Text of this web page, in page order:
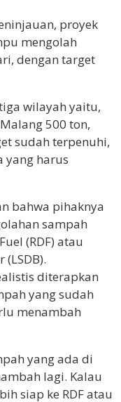
proyek
mengolah
dengan target
wilayah yaitu,
500 ton,
sudah terpenuhi,
yang harus
bahwa pihaknya
sampah
(RDF) atau
diterapkan
yang sudah
menambah
yang ada di
lagi. Kalau
siap ke RDF atau